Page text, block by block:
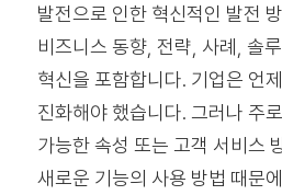
발전으로 인한 혁신적인 발전
비즈니스 동향, 전략, 사례, 솔
혁신을 포함합니다. 기업은 언
진화해야 했습니다. 그러나 주
가능한 속성 또는 고객 서비스
새로운 기능의 사용 방법 때문